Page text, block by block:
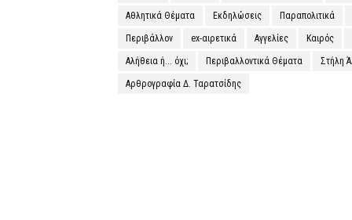
Αθλητικά Θέματα Εκδηλώσεις Παραπολιτικά
Περιβάλλον ex-αιρετικά Αγγελίες Καιρός
Αλήθεια ή... όχι; Περιβαλλοντικά Θέματα Στήλη
Αρθρογραφία Δ. Ταρατσίδης